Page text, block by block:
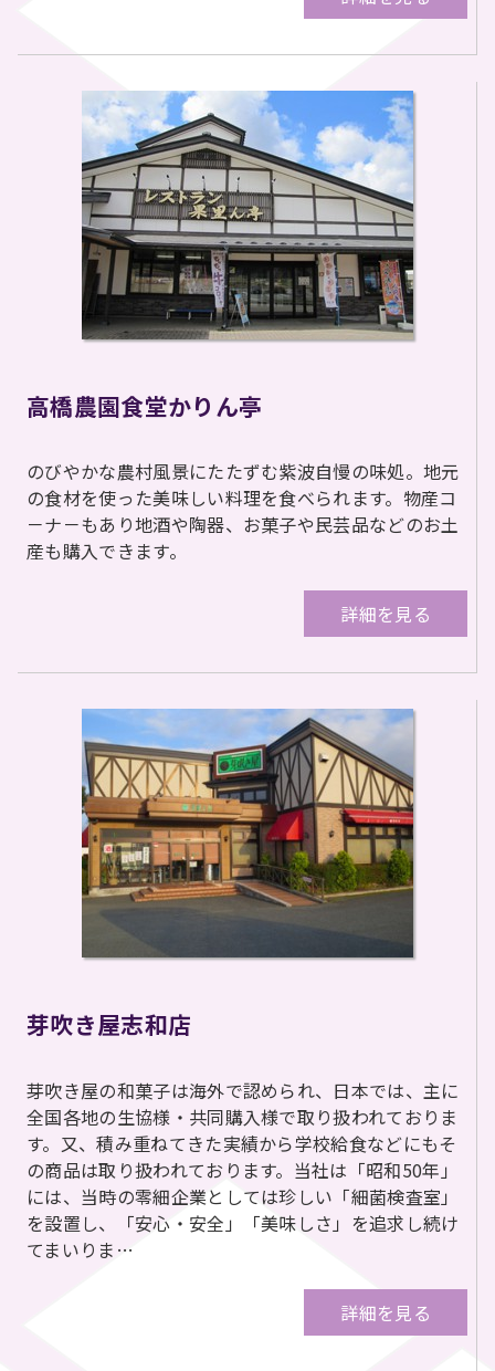
高橋農園食堂かりん亭
のびやかな農村風景にたたずむ紫波自慢の味処。地元
の食材を使った美味しい料理を食べられます。物産コ
－ナ－もあり地酒や陶器、お菓子や民芸品などのお土
産も購入できます。
詳細を見る
芽吹き屋志和店
芽吹き屋の和菓子は海外で認められ、日本では、主に
全国各地の生協様・共同購入様で取り扱われておりま
す。又、積み重ねてきた実績から学校給食などにもそ
の商品は取り扱われております。当社は「昭和50年」
には、当時の零細企業としては珍しい「細菌検査室」
を設置し、「安心・安全」「美味しさ」を追求し続け
てまいりま…
詳細を見る